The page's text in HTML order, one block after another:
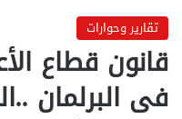
تقارير وحوارات
قانون قطاع
فى البرلمان